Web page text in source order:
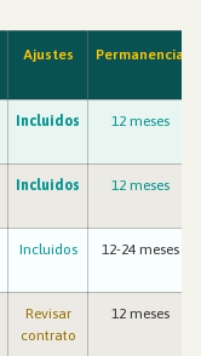
Ajustes Permanencia
Incluidos 12 meses
Incluidos 12 meses
Incluidos 12-24 meses
Revisar
contrato
12 meses